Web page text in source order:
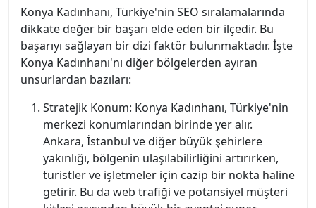
Konya Kadınhanı, Türkiye'nin SEO sıralamalarında
dikkate değer bir başarı elde eden bir ilçedir. Bu
başarıyı sağlayan bir dizi faktör bulunmaktadır. İşte
Konya Kadınhanı'nı diğer bölgelerden ayıran
unsurlardan bazıları:
Stratejik Konum: Konya Kadınhanı, Türkiye'nin
merkezi konumlarından birinde yer alır.
Ankara, İstanbul ve diğer büyük şehirlere
yakınlığı, bölgenin ulaşılabilirliğini artırırken,
turistler ve işletmeler için cazip bir nokta haline
getirir. Bu da web trafiği ve potansiyel müşteri